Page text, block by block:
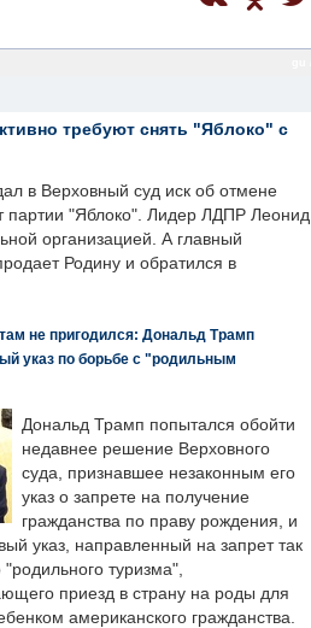
требуют снять "Яблоко" с
в Верховный суд иск об отмене
партии "Яблоко". Лидер ЛДПР Леонид
организацией. А главный
Родину и обратился в
не пригодился: Дональд Трамп
указ по борьбе с "родильным
Дональд Трамп попытался обойти
недавнее решение Верховного
суда, признавшее незаконным его
указ о запрете на получение
гражданства по праву рождения, и
указ, направленный на запрет так
туризма",
приезд в страну на роды для
американского гражданства.